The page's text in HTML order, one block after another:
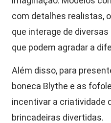
com detalhes realistas,
que interage de
que podem agradar a
Além disso, para
boneca Blythe e as
incentivar a criatividade
brincadeiras divertidas.